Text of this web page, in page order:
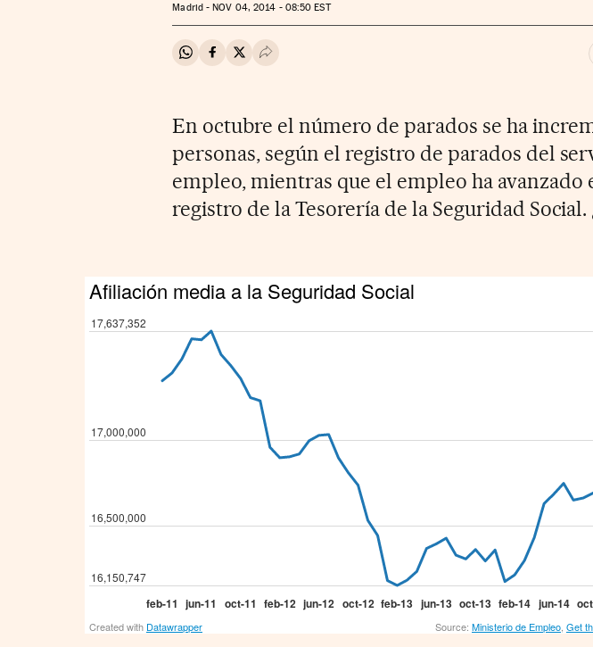
Madrid -NOV 04, 2014 - 08:50 EST
Compartir en Whatsapp
Compartir en Facebook
Compartir en Twitter
Desplegar Redes Sociales
En octubre el número de parados se ha
personas, según el registro de parados del
empleo, mientras que el empleo ha avanzado
registro de la Tesorería de la Seguridad Social.